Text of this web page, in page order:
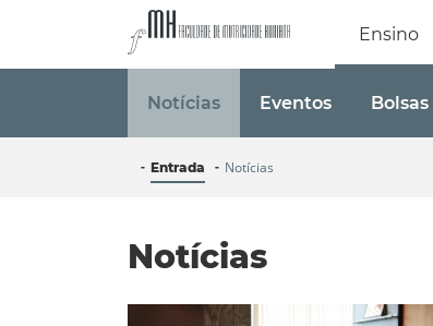
Faculdade de
Ensino
Notícias Eventos
Entrada Notícias
Notícias